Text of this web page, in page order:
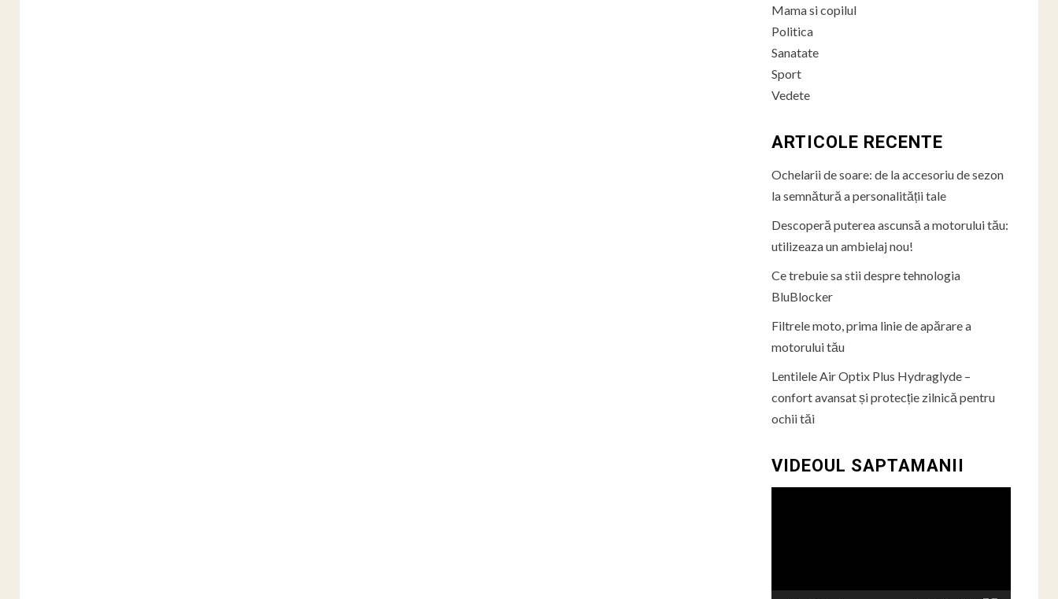
Mama si copilul
Politica
Sanatate
Sport
Vedete
ARTICOLE RECENTE
Ochelarii de soare: de la accesoriu de sezon
la semnătură a personalității tale
Descoperă puterea ascunsă a motorului tău:
utilizeaza un ambielaj nou!
Ce trebuie sa stii despre tehnologia
BluBlocker
Filtrele moto, prima linie de apărare a
motorului tău
Lentilele Air Optix Plus Hydraglyde –
confort avansat și protecție zilnică pentru
ochii tăi
VIDEOUL SAPTAMANII